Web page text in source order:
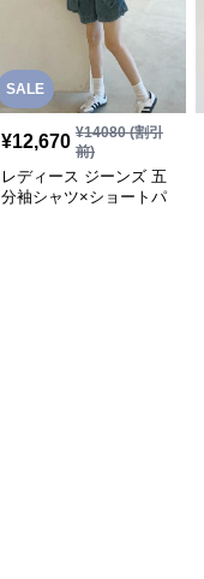
SALE
¥12,670 ¥14080(割引
前)
レディース ジーンズ 五
分袖シャツ×ショートパ